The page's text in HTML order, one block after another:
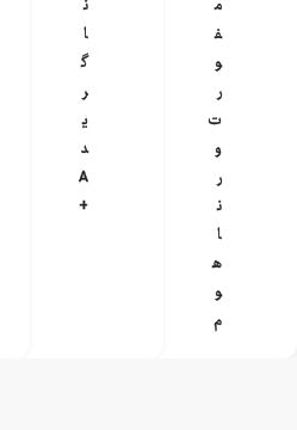
م
ف
و
ر
ت
و
ر
ن
ا
ه
و
م
ن
ا
گ
ر
ی
د
A
+